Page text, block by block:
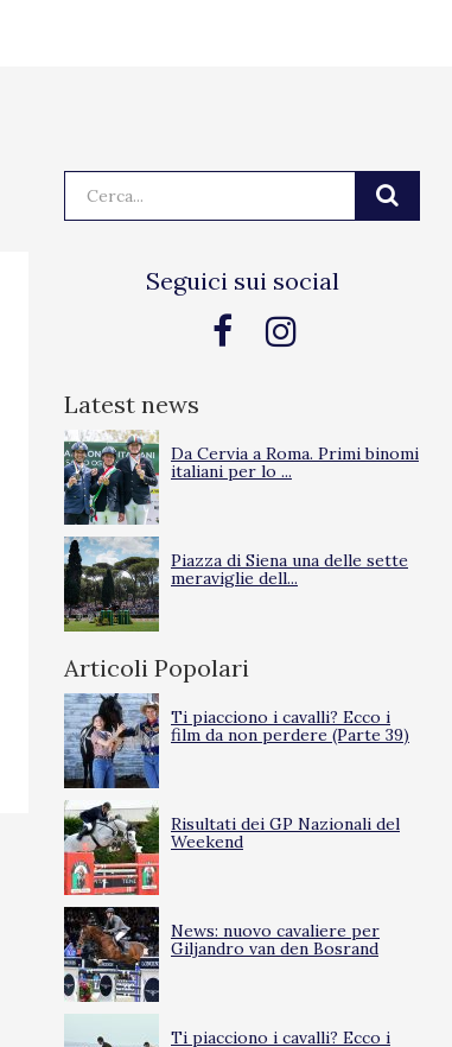
Seguici sui social
Latest news
Da Cervia a Roma. Primi binomi
italiani per lo ...
Piazza di Siena una delle sette
meraviglie dell...
Articoli Popolari
Ti piacciono i cavalli? Ecco i
film da non perdere (Parte 39)
Risultati dei GP Nazionali del
Weekend
News: nuovo cavaliere per
Giljandro van den Bosrand
Ti piacciono i cavalli? Ecco i